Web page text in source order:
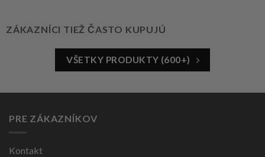
ZÁKAZNÍCI TIEŽ ČASTO KUPUJÚ
VŠETKY PRODUKTY (600+)
PRE ZÁKAZNÍKOV
Kontakt